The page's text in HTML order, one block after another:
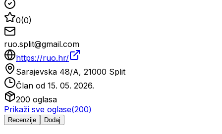
0(0)
ruo.split@gmail.com
https://ruo.hr/
Sarajevska 48/A, 21000 Split
Član od 15. 05. 2026.
200 oglasa
Prikaži sve oglase(200)
Recenzije Dodaj